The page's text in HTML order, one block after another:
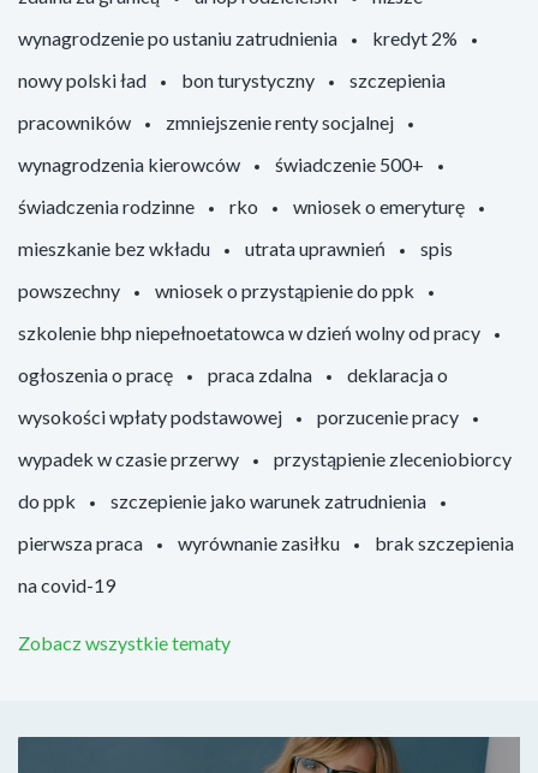
wynagrodzenie po ustaniu zatrudnienia
kredyt 2%
nowy polski ład
bon turystyczny
szczepienia
pracowników
zmniejszenie renty socjalnej
wynagrodzenia kierowców
świadczenie 500+
świadczenia rodzinne
rko
wniosek o emeryturę
mieszkanie bez wkładu
utrata uprawnień
spis
powszechny
wniosek o przystąpienie do ppk
szkolenie bhp niepełnoetatowca w dzień wolny od pracy
ogłoszenia o pracę
praca zdalna
deklaracja o
wysokości wpłaty podstawowej
porzucenie pracy
wypadek w czasie przerwy
przystąpienie zleceniobiorcy
do ppk
szczepienie jako warunek zatrudnienia
pierwsza praca
wyrównanie zasiłku
brak szczepienia
na covid-19
Zobacz wszystkie tematy